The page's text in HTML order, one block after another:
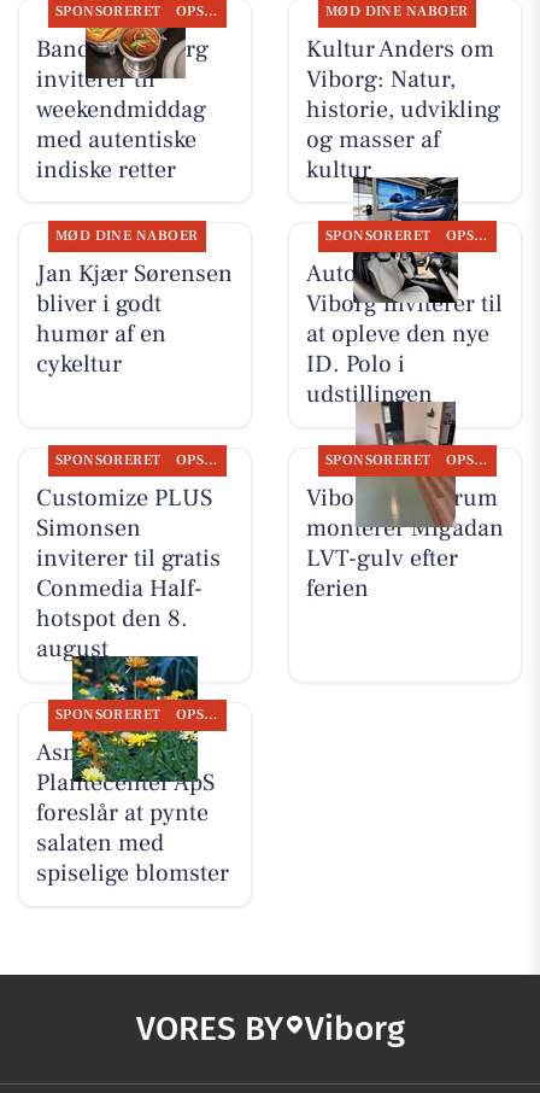
SPONSORERET OPSLAGSTAVLEN
Bandhan Viborg
inviterer til
weekendmiddag
med autentiske
indiske retter
MØD DINE NABOER
Kultur Anders om
Viborg: Natur,
historie, udvikling
og masser af
kultur
MØD DINE NABOER
Jan Kjær Sørensen
bliver i godt
humør af en
cykeltur
SPONSORERET OPSLAGSTAVLEN
Autocentralen
Viborg inviterer til
at opleve den nye
ID. Polo i
udstillingen
SPONSORERET OPSLAGSTAVLEN
Customize PLUS
Simonsen
inviterer til gratis
Conmedia Half-
hotspot den 8.
august
SPONSORERET OPSLAGSTAVLEN
Viborg Gulvforum
monterer Migadan
LVT-gulv efter
ferien
SPONSORERET OPSLAGSTAVLEN
Asmild
Plantecenter ApS
foreslår at pynte
salaten med
spiselige blomster
VORES BY Viborg